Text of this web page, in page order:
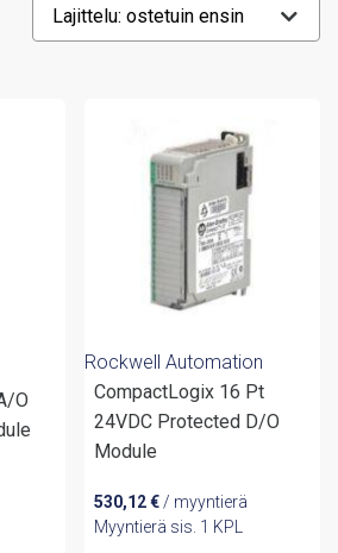
O
Rockwell Automation
CompactLogix 16 Pt
24VDC Protected D/O
Module
530,12€/ myyntierä
Myyntierä sis. 1 KPL